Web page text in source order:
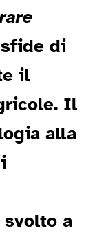
di
il
Il
alla
svolto a